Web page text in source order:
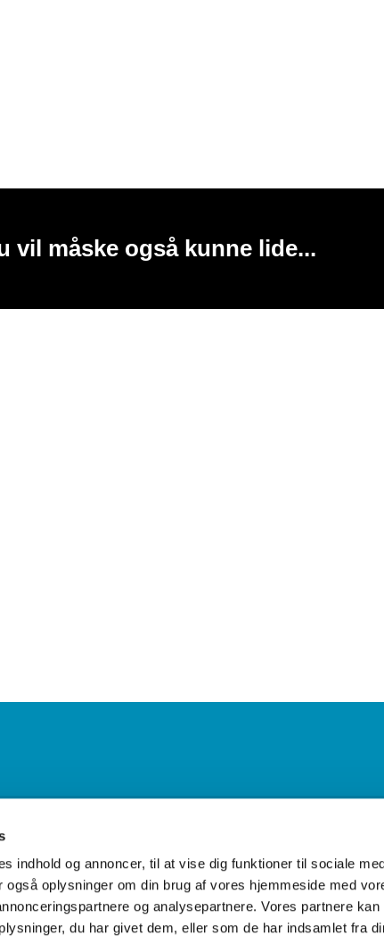
indhold og annoncer, til at vise dig funktioner til sociale
oplysninger om din brug af vores hjemmeside med
og analysepartnere. Vores partnere kan
du har givet dem, eller som de har indsamlet fra
vil måske også kunne lide...
· Tuenvej 10a, Elling, 9900 Frederikshavn
Kontakt